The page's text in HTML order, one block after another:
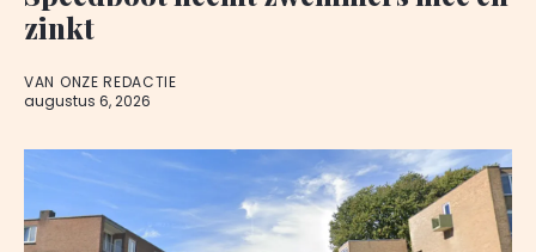
zinkt
VAN ONZE REDACTIE
augustus 6, 2026